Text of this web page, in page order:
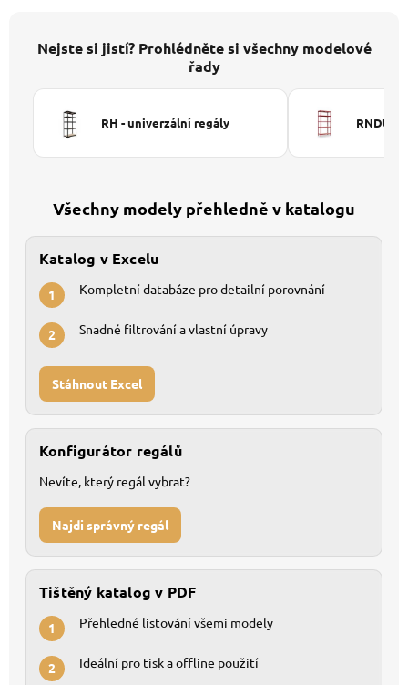
Nejste si jistí? Prohlédněte si všechny modelové
řady
RH - univerzální regály RNDU-
Všechny modely přehledně v katalogu
Katalog v Excelu
1 Kompletní databáze pro detailní porovnání
2 Snadné filtrování a vlastní úpravy
Stáhnout Excel
Konfigurátor regálů
Nevíte, který regál vybrat?
Najdi správný regál
Tištěný katalog v PDF
1 Přehledné listování všemi modely
2 Ideální pro tisk a offline použití